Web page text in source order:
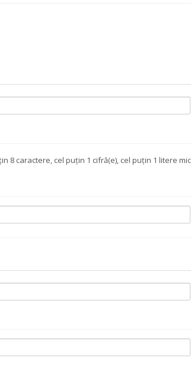
8 caractere, cel puţin 1 cifră(e), cel puţin 1 litere